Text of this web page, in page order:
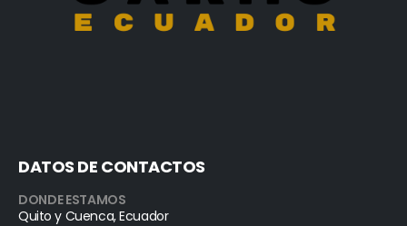
DATOS DE CONTACTOS
DONDE ESTAMOS
Quito y Cuenca, Ecuador